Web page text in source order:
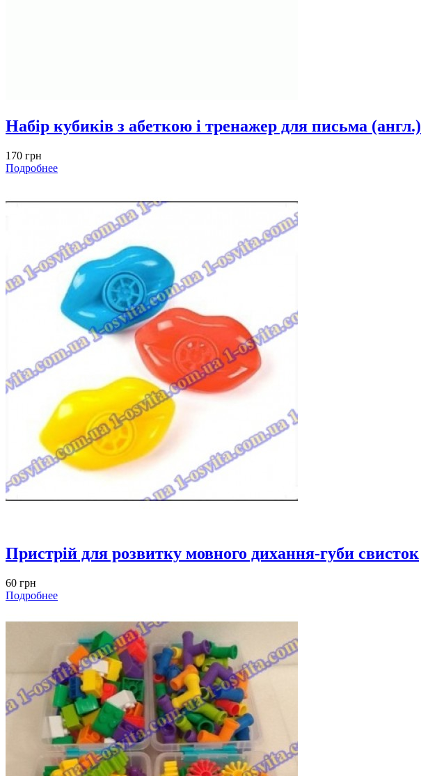
Набір кубиків з абеткою і тренажер для письма (англ.)
170 грн
Подробнее
Пристрій для розвитку мовного дихання-губи свисток
60 грн
Подробнее